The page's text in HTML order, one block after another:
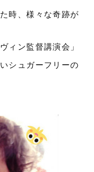
時、様々な奇跡が
ィン監督講演会」
シュガーフリーの